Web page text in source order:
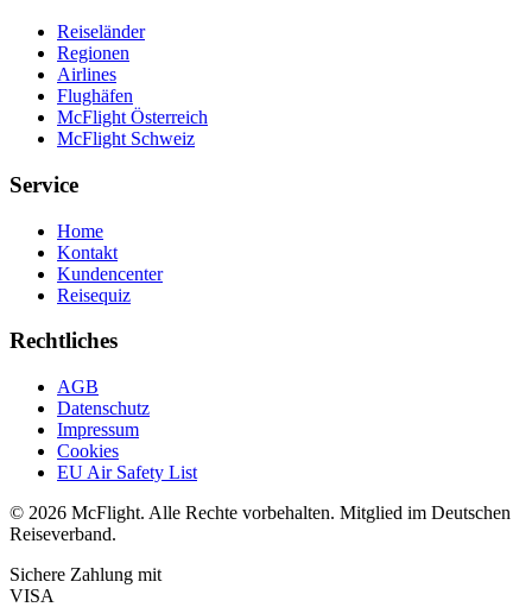
Reiseländer
Regionen
Airlines
Flughäfen
McFlight Österreich
McFlight Schweiz
Service
Home
Kontakt
Kundencenter
Reisequiz
Rechtliches
AGB
Datenschutz
Impressum
Cookies
EU Air Safety List
© 2026 McFlight. Alle Rechte vorbehalten. Mitglied im Deutschen
Reiseverband.
Sichere Zahlung mit
VISA